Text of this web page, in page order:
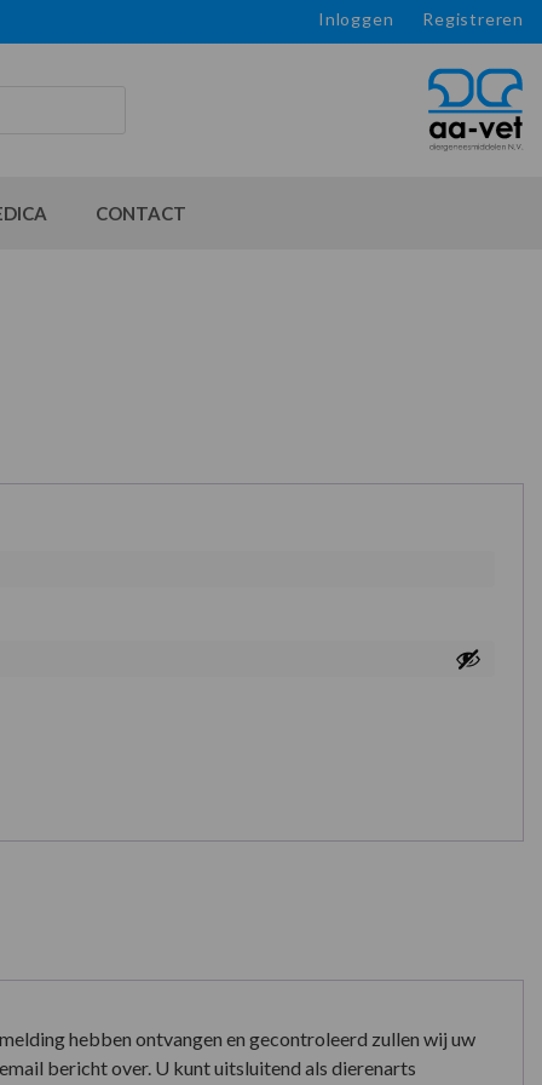
Inloggen Registreren
CONTACT
hebben ontvangen en gecontroleerd zullen wij uw
bericht over. U kunt uitsluitend als dierenarts